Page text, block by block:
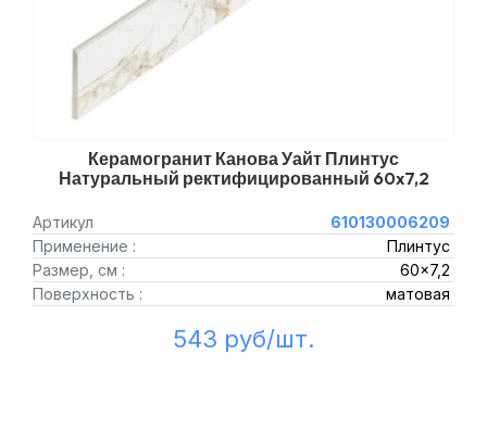
Керамогранит Канова Уайт Плинтус
Натуральный ректифицированный 60x7,2
Артикул
610130006209
Применение :
Плинтус
Размер, см :
60x7,2
Поверхность :
матовая
543 руб/шт.